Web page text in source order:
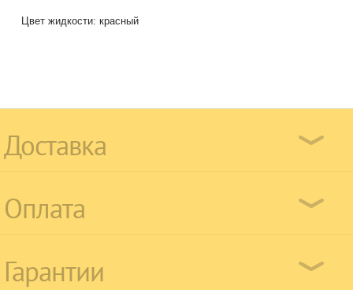
Цвет жидкости: красный
Доставка
Оплата
Гарантии